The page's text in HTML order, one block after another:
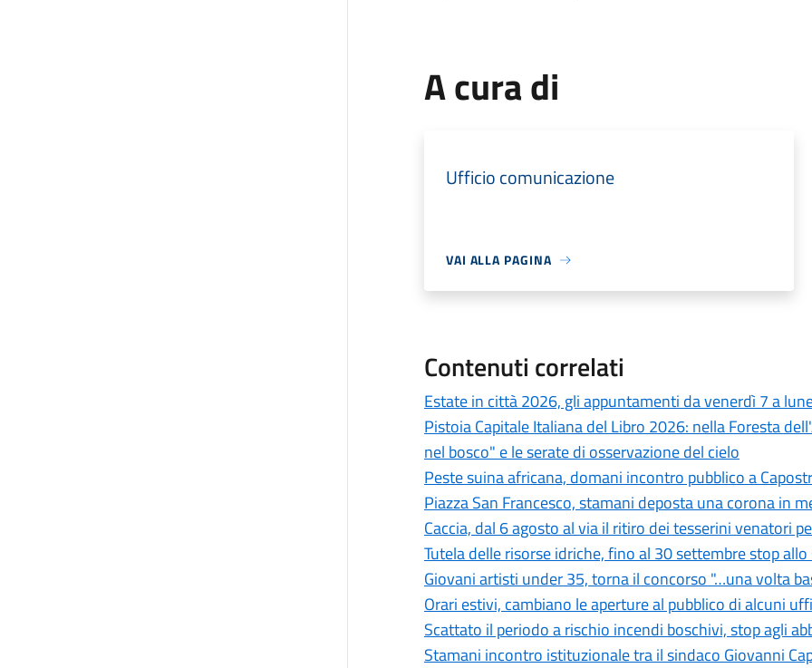
A cura di
Ufficio comunicazione
VAI ALLA PAGINA
Contenuti correlati
Estate in città 2026, gli appuntamenti da venerdì 7 a
Pistoia Capitale Italiana del Libro 2026: nella Foresta
nel bosco" e le serate di osservazione del cielo
Peste suina africana, domani incontro pubblico a
Piazza San Francesco, stamani deposta una corona in
Caccia, dal 6 agosto al via il ritiro dei tesserini venatori
Tutela delle risorse idriche, fino al 30 settembre stop
Giovani artisti under 35, torna il concorso "…una volta
Orari estivi, cambiano le aperture al pubblico di alcuni
Scattato il periodo a rischio incendi boschivi, stop agli
Stamani incontro istituzionale tra il sindaco Giovanni